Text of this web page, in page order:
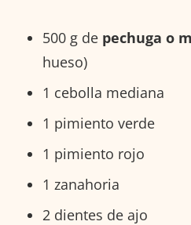
500 g de pechuga o
hueso)
1 cebolla mediana
1 pimiento verde
1 pimiento rojo
1 zanahoria
2 dientes de ajo